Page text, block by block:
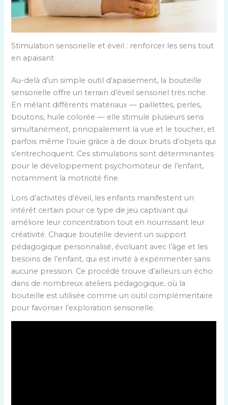
Stimulation sensorielle et éveil : renforcer les sens tout
en apaisant
Au-delà d’un simple outil d’apaisement, la bouteille
sensorielle offre un terrain d’éveil sensoriel très riche.
En mêlant différents matériaux — paillettes, perles,
boutons, huile colorée — elle stimule plusieurs sens
simultanément, principalement la vue et le toucher, et
parfois même l’ouïe grâce à de doux bruits d’objets qui
s’entrechoquent. Ces stimulations sont déterminantes
pour le développement psychomoteur de l’enfant,
notamment la motricité fine.
Lors d’activités d’éveil, les enfants manifestent un
intérêt certain pour ce type de jeu captivant qui
améliore leur concentration tout en nourrissant leur
créativité. Chaque bouteille devient un support
pédagogique personnalisé, évoluant avec l’âge et les
besoins de l’enfant, qui est invité à expérimenter sans
aucune pression. Ce procédé trouve d’ailleurs un écho
dans de nombreux ateliers pédagogique, où la
bouteille est utilisée comme un outil complémentaire
pour favoriser l’exploration sensorielle.